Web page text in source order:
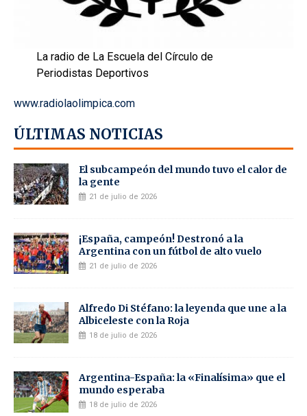
La radio de La Escuela del Círculo de
Periodistas Deportivos
www.radiolaolimpica.com
ÚLTIMAS NOTICIAS
El subcampeón del mundo tuvo el calor de
la gente
21 de julio de 2026
¡España, campeón! Destronó a la
Argentina con un fútbol de alto vuelo
21 de julio de 2026
Alfredo Di Stéfano: la leyenda que une a la
Albiceleste con la Roja
18 de julio de 2026
Argentina-España: la «Finalísima» que el
mundo esperaba
18 de julio de 2026